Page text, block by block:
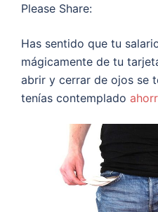
Please Share:
Has sentido que tu
mágicamente de tu
abrir y cerrar de ojos se
tenías contemplado